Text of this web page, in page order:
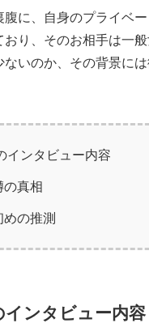
に、自身のプライベ
り、そのお相手は一
いのか、その背景に
インタビュー内容
の真相
の推測
ンタビュー内容